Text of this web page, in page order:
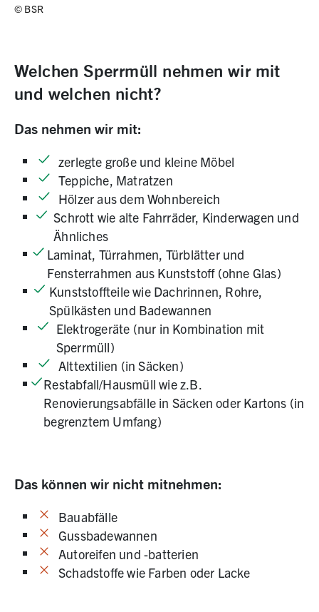
© BSR
Welchen Sperrmüll nehmen wir mit
und welchen nicht?
Das nehmen wir mit:
zerlegte große und kleine Möbel
Teppiche, Matratzen
Hölzer aus dem Wohnbereich
Schrott wie alte Fahrräder, Kinderwagen und
Ähnliches
Laminat, Türrahmen, Türblätter und
Fensterrahmen aus Kunststoff (ohne Glas)
Kunststoffteile wie Dachrinnen, Rohre,
Spülkästen und Badewannen
Elektrogeräte (nur in Kombination mit
Sperrmüll)
Alttextilien (in Säcken)
Restabfall/Hausmüll wie z.B.
Renovierungsabfälle in Säcken oder Kartons (in
begrenztem Umfang)
Das können wir nicht mitnehmen:
Bauabfälle
Gussbadewannen
Autoreifen und -batterien
Schadstoffe wie Farben oder Lacke